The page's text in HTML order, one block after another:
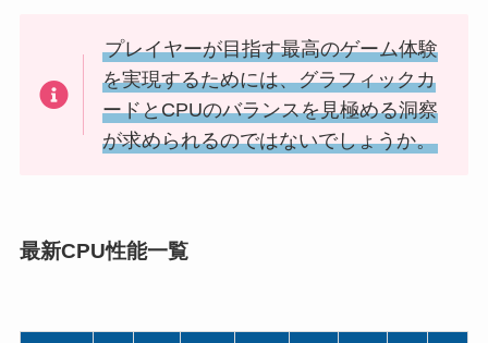
プレイヤーが目指す最高のゲーム体験
を実現するためには、グラフィックカ
ードとCPUのバランスを見極める洞察
が求められるのではないでしょうか。
最新CPU性能一覧